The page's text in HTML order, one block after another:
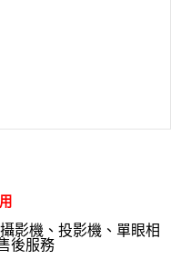
影機、投影機、單眼相
後服務